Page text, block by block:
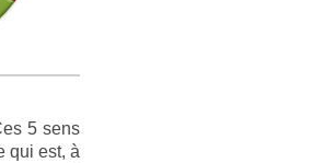
5 sens
qui est, à